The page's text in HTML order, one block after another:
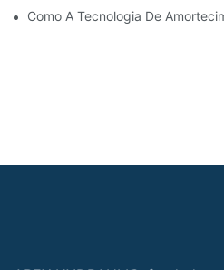
Como A Tecnologia De